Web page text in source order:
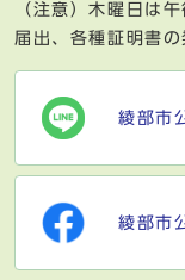
（注意）木曜日は
届出、各種証明書
綾部市
綾部市